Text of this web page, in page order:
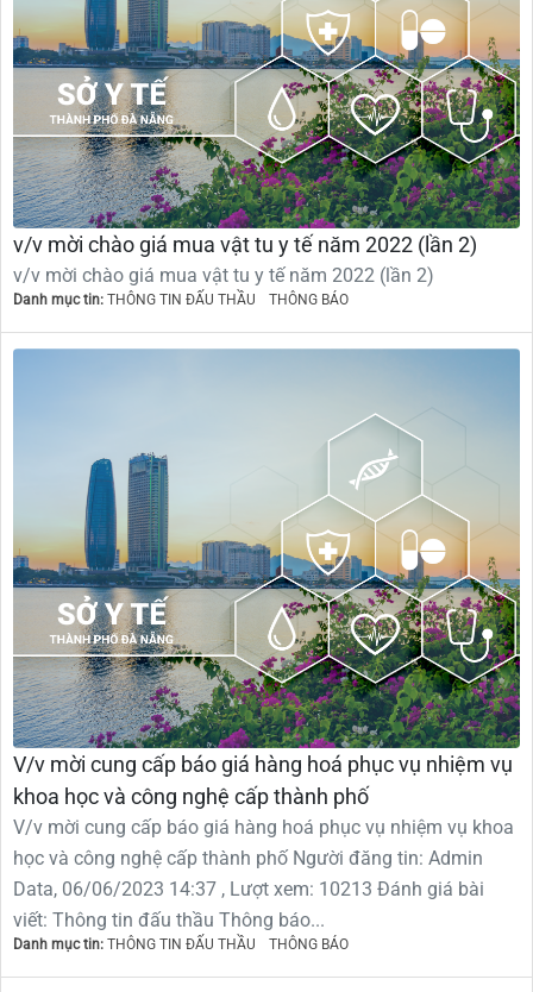
v/v mời chào giá mua vật tu y tế năm 2022 (lần 2)
v/v mời chào giá mua vật tu y tế năm 2022 (lần 2)
Danh mục tin: THÔNG TIN ĐẤU THẦU THÔNG BÁO
V/v mời cung cấp báo giá hàng hoá phục vụ nhiệm vụ
khoa học và công nghệ cấp thành phố
V/v mời cung cấp báo giá hàng hoá phục vụ nhiệm vụ khoa
học và công nghệ cấp thành phố Người đăng tin: Admin
Data, 06/06/2023 14:37 , Lượt xem: 10213 Đánh giá bài
viết: Thông tin đấu thầu Thông báo...
Danh mục tin: THÔNG TIN ĐẤU THẦU THÔNG BÁO